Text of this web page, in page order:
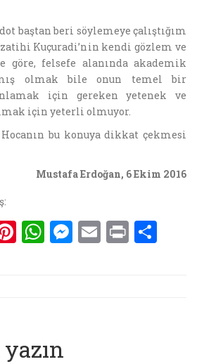
baştan beri söylemeye çalıştığım
Kuçuradi’nin kendi gözlem ve
göre, felsefe alanında akademik
olmak bile onun temel bir
için gereken yetenek ve
için yeterli olmuyor.
bu konuya dikkat çekmesi
Mustafa Erdoğan, 6 Ekim 2016
Pi W
p
M E P